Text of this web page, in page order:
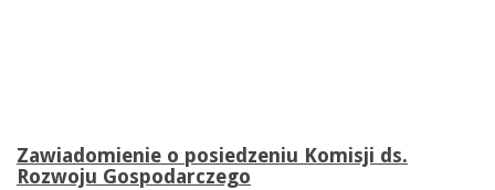
Zawiadomienie o posiedzeniu Komisji ds.
Rozwoju Gospodarczego